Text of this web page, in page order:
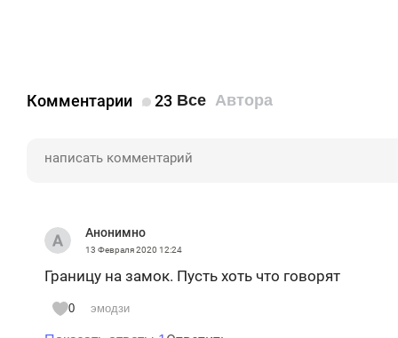
Комментарии 23 Все Автора
Анонимно
13 Февраля 2020 12:24
Границу на замок. Пусть хоть что говорят
0 эмодзи